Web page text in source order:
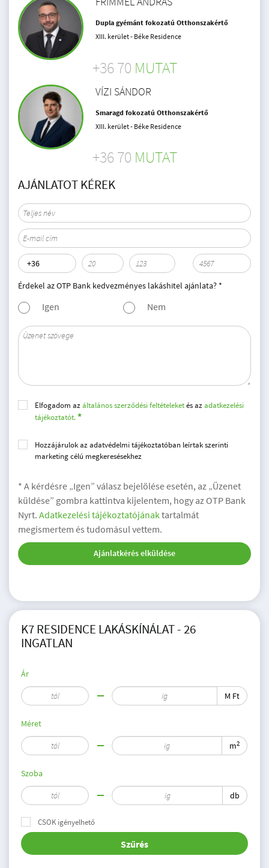
Dupla gyémánt fokozatú Otthonszakértő
XIII. kerület - Béke Residence
+36 70 MUTAT
VÍZI SÁNDOR
Smaragd fokozatú Otthonszakértő
XIII. kerület - Béke Residence
+36 70 MUTAT
AJÁNLATOT KÉREK
Érdekel az OTP Bank kedvezményes lakáshitel ajánlata? *
Igen Nem
Elfogadom azáltalános szerződési feltételeketés azadatkezelési
tájékoztatót.
Hozzájárulok az adatvédelmi tájékoztatóban leírtak szerinti
marketing célú megkeresésekhez
* A kérdésre „Igen” válasz bejelölése esetén, az „Üzenet
küldése” gombra kattintva kijelentem, hogy az OTP Bank
Nyrt. Adatkezelési tájékoztatójánaktartalmát
megismertem és tudomásul vettem.
Ajánlatkérés elküldése
K7 RESIDENCE LAKÁSKÍNÁLAT - 26
INGATLAN
Ár
M Ft
Méret
m2
Szoba
db
CSOK igényelhető
Szűrés